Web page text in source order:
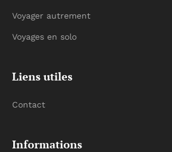
Voyager autrement
Voyages en solo
Liens utiles
Contact
Informations